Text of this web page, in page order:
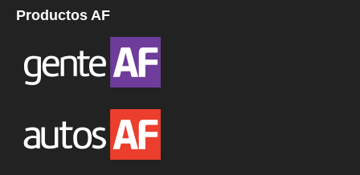
Productos AF